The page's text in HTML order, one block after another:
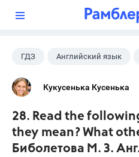
ГДЗ Английский язык
Биболетова М. З.
Кукусенька Кусенька
28. Read the
they mean? What
Биболетова М. З.